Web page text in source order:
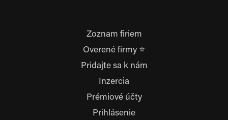
Zoznam firiem
Overené firmy ⭐
Pridajte sa k nám
Inzercia
Prémiové účty
Prihlásenie